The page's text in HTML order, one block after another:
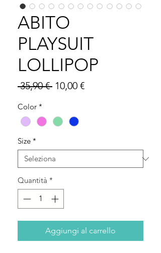
ABITO
PLAYSUIT
LOLLIPOP
35,90 € Prezzo
10,00 €Prezzo
Color *
Size *
Quantità *
Aggiungi al carrello